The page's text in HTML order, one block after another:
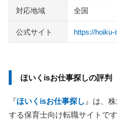
対応地域 全国
公式サイト https://hoiku-
ほいくisお仕事探しの評判
『ほいくisお仕事探し 』は、
する保育士向け転職サイトです